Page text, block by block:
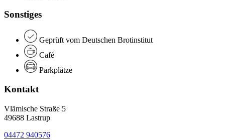
Sonstiges
Geprüft vom Deutschen Brotinstitut
Café
Parkplätze
Kontakt
Vlämische Straße 5
49688 Lastrup
04472 940576